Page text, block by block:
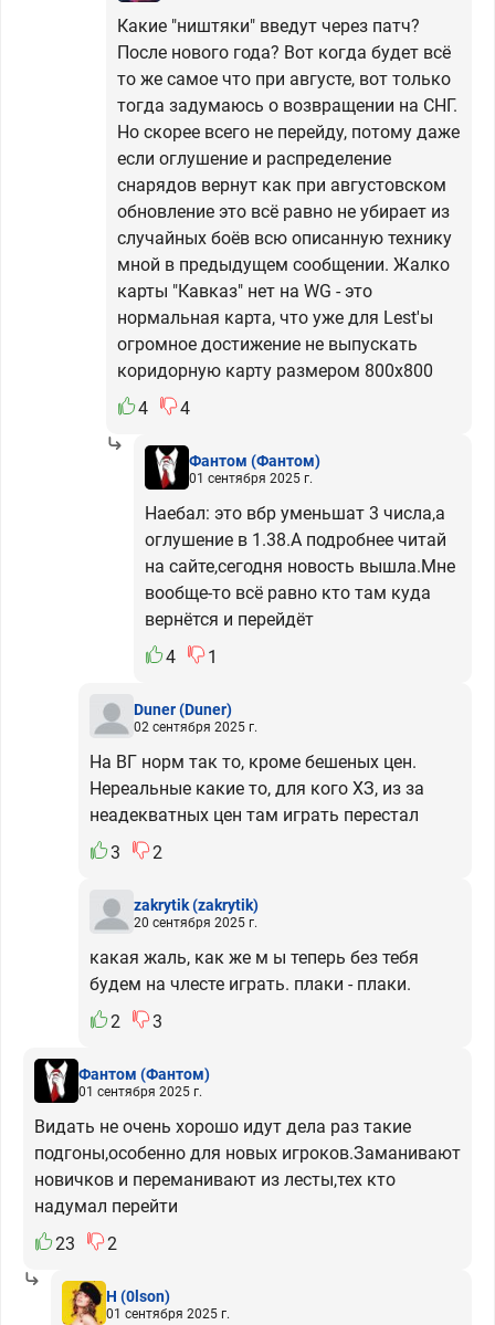
Какие "ништяки" введут через патч?
После нового года? Вот когда будет всё
то же самое что при августе, вот только
тогда задумаюсь о возвращении на СНГ.
Но скорее всего не перейду, потому даже
если оглушение и распределение
снарядов вернут как при августовском
обновление это всё равно не убирает из
случайных боёв всю описанную технику
мной в предыдущем сообщении. Жалко
карты "Кавказ" нет на WG - это
нормальная карта, что уже для Lest'ы
огромное достижение не выпускать
коридорную карту размером 800х800
4
4
Фантом (Фантом)
01 сентября 2025 г.
Наебал: это вбр уменьшат 3 числа,а
оглушение в 1.38.А подробнее читай
на сайте,сегодня новость вышла.Мне
вообще-то всё равно кто там куда
вернётся и перейдёт
4
1
Duner(Duner)
02 сентября 2025 г.
На ВГ норм так то, кроме бешеных цен.
Нереальные какие то, для кого ХЗ, из за
неадекватных цен там играть перестал
3
2
zakrytik(zakrytik)
20 сентября 2025 г.
какая жаль, как же м ы теперь без тебя
будем на члесте играть. плаки - плаки.
2
3
Фантом (Фантом)
01 сентября 2025 г.
Видать не очень хорошо идут дела раз такие
подгоны,особенно для новых игроков.Заманивают
новичков и переманивают из лесты,тех кто
надумал перейти
23
2
H (0lson)
01 сентября 2025 г.